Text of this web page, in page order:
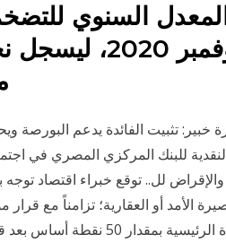
والإقراض لل.. توقع خبراء اقتصاد
الأمد أو العقارية؛ تزامناً مع قرار
بخفض أسعار الفائدة